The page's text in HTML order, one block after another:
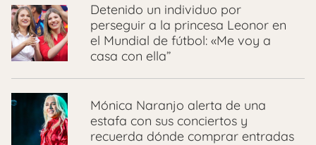
Detenido un individuo por
perseguir a la princesa Leonor en
el Mundial de fútbol: «Me voy a
casa con ella”
Mónica Naranjo alerta de una
estafa con sus conciertos y
recuerda dónde comprar entradas